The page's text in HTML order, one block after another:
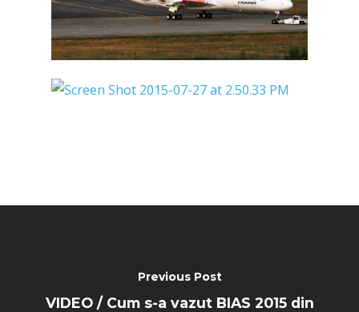
Previous Post
VIDEO / Cum s-a vazut BIAS 2015 din
Farnborough 2024
Paris 2023
Farnborough 2022
Trip Reports
Marketplace
Jobs